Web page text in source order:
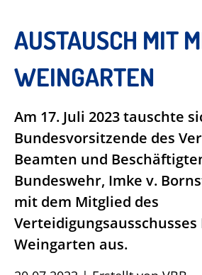
AUSTAUSCH MIT
WEINGARTEN
Am 17. Juli 2023 tauschte
Bundesvorsitzende des
Beamten und
Bundeswehr, Imke v.
mit dem Mitglied des
Verteidigungsausschusses
Weingarten aus.